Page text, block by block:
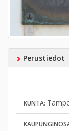
Perustiedot
KUNTA: